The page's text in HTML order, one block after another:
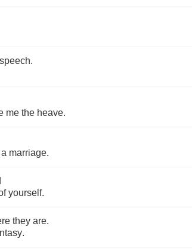
speech.
me the heave.
a marriage.
yourself.
they are.
.